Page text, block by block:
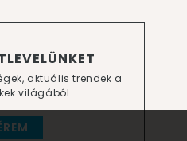
aktuális trendek a
világából